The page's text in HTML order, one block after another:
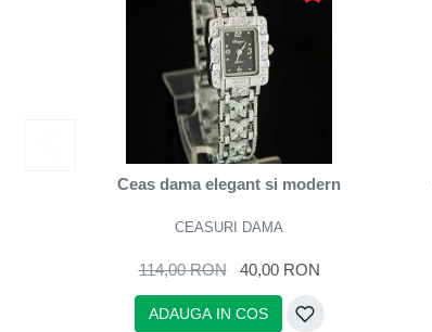
Ceas dama elegant si modern
CEASURI DAMA
114,00 RON 40,00 RON
ADAUGA IN COS